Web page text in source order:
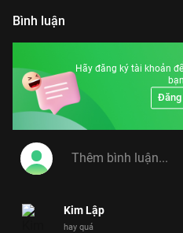
Bình luận
Hãy đăng ký tài khoản
bạn
Đăng
Kim Lập
hay quá